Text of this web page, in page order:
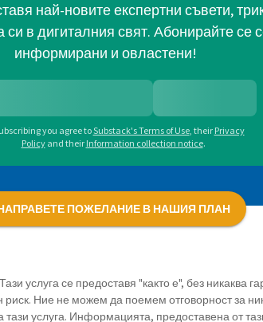
най-новите експертни съвети,
в дигиталния свят. Абонирайте се
информирани и овластени!
you agree toSubstack's Terms of Use, their Privacy
Policy and their Information collection notice.
ПОЖЕЛАНИЕ В НАШИЯ ПЛАН
Тази услуга се предоставя "както е", без никаква
риск. Ние не можем да поемем отговорност за
тази услуга. Информацията, предоставена от